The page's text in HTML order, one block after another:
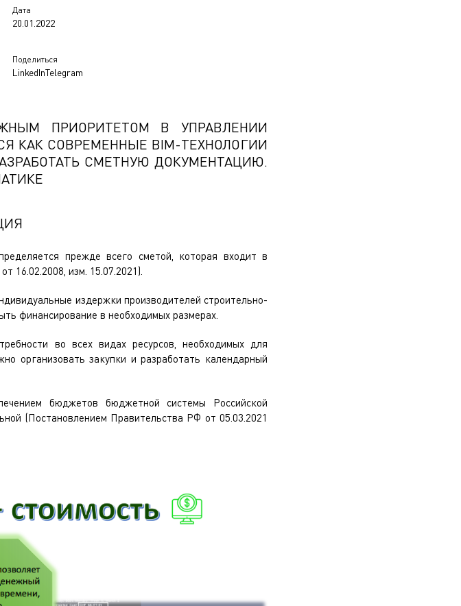
Дата
20.01.2022
Поделиться
LinkedInTelegram
ПРИОРИТЕТОМ В УПРАВЛЕНИИ
КАК СОВРЕМЕННЫЕ BIM-ТЕХНОЛОГИИ
СМЕТНУЮ ДОКУМЕНТАЦИЮ.
прежде всего сметой, которая входит в
16.02.2008, изм. 15.07.2021).
издержки производителей строительно-
финансирование в необходимых размерах.
во всех видах ресурсов, необходимых для
организовать закупки и разработать календарный
бюджетов бюджетной системы Российской
(Постановлением Правительства РФ от 05.03.2021